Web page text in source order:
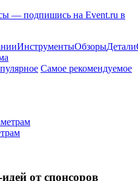
— подпишись на Event.ru в
ИнструментыОбзорыДетали
Самое рекомендуемое
от спонсоров